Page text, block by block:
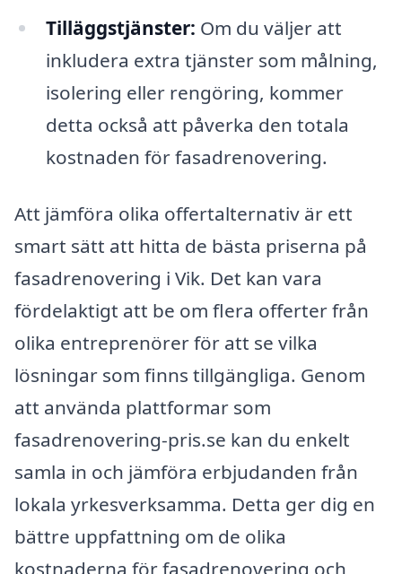
Tilläggstjänster: Om du väljer att
inkludera extra tjänster som målning,
isolering eller rengöring, kommer
detta också att påverka den totala
kostnaden för fasadrenovering.
Att jämföra olika offertalternativ är ett
smart sätt att hitta de bästa priserna på
fasadrenovering i Vik. Det kan vara
fördelaktigt att be om flera offerter från
olika entreprenörer för att se vilka
lösningar som finns tillgängliga. Genom
att använda plattformar som
fasadrenovering-pris.se kan du enkelt
samla in och jämföra erbjudanden från
lokala yrkesverksamma. Detta ger dig en
bättre uppfattning om de olika
kostnaderna för fasadrenovering och